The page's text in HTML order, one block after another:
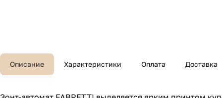
Описание Характеристики Оплата Доставка